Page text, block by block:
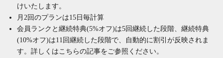
けいたします。
月2回のプランは15日毎計算
会員ランクと継続特典(5%オフ)は5回継続した段階、継続特典
(10%オフ)は11回継続した段階で、自動的に割引が反映されま
す。詳しくは こちらの記事をご参照ください。